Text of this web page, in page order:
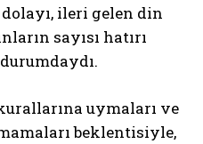
dolayı, ileri gelen din
sayısı hatırı
uymaları ve
beklentisiyle,